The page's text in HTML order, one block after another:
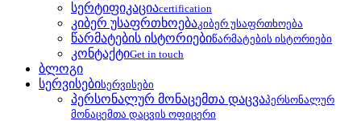
სერტიფიკაციაcertification
კიბერ უსაფრთხოებაკიბერ უსაფრთხოება
წარმატების ისტორიებიწარმატების ისტორიები
კონტაქტიGet in touch
ბლოგი
სერვისებისერვისები
პერსონალურ მონაცემთა დაცვაპერსონალურ
მონაცემთა დაცვის ოფიცერი